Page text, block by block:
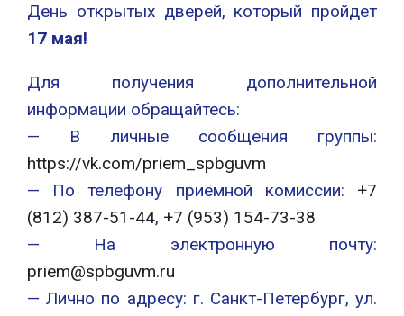
День открытых дверей, который пройдет
17 мая!
Для получения дополнительной
информации обращайтесь:
— В личные сообщения группы:
https://vk.com/priem_spbguvm
— По телефону приёмной комиссии: +7
(812) 387-51-44, +7 (953) 154-73-38
— На электронную почту:
priem@spbguvm.ru
— Лично по адресу: г. Санкт-Петербург, ул.